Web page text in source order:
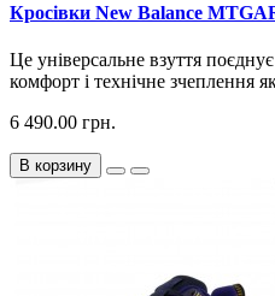
Кросiвки New Balance
Це універсальне взуття
комфорт і технічне зчеплення
6 490.00 грн.
В корзину